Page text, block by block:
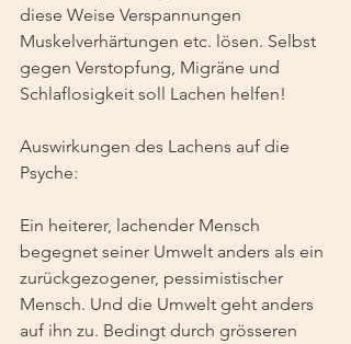
diese Weise Verspannungen
Muskelverhärtungen etc. lösen. Selbst
gegen Verstopfung, Migräne und
Schlaflosigkeit soll Lachen helfen!
Auswirkungen des Lachens auf die
Psyche:
Ein heiterer, lachender Mensch
begegnet seiner Umwelt anders als ein
zurückgezogener, pessimistischer
Mensch. Und die Umwelt geht anders
auf ihn zu. Bedingt durch grösseren